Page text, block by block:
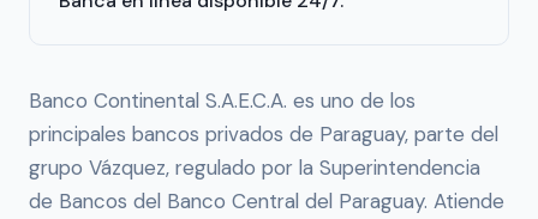
Banco Continental S.A.E.C.A. es uno de los
principales bancos privados de Paraguay, parte del
grupo Vázquez, regulado por la Superintendencia
de Bancos del Banco Central del Paraguay. Atiende